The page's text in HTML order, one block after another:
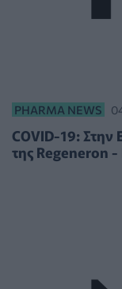
PHARMA NEWS
COVID-19: Στην
της Regeneron